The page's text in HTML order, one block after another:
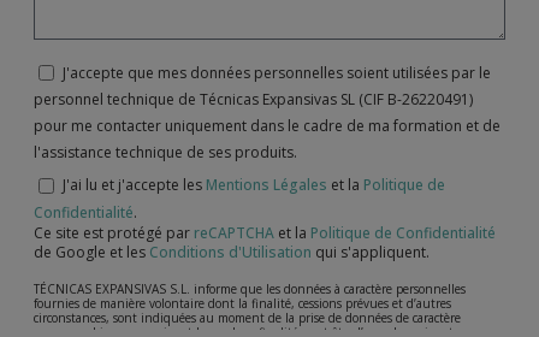
J'accepte que mes données personnelles soient utilisées par le
personnel technique de Técnicas Expansivas SL (CIF B-26220491)
pour me contacter uniquement dans le cadre de ma formation et de
l'assistance technique de ses produits.
J'ai lu et j'accepte les Mentions Légales et la Politique de
Confidentialité.
Ce site est protégé par reCAPTCHA et la Politique de Confidentialité
de Google et les Conditions d'Utilisation qui s'appliquent.
TÉCNICAS EXPANSIVAS S.L. informe que les données à caractère personnelles
fournies de manière volontaire dont la finalité, cessions prévues et d’autres
circonstances, sont indiquées au moment de la prise de données de caractère
personne, bien que, suivant le cas, leur finalité peut être l’une des suivantes,